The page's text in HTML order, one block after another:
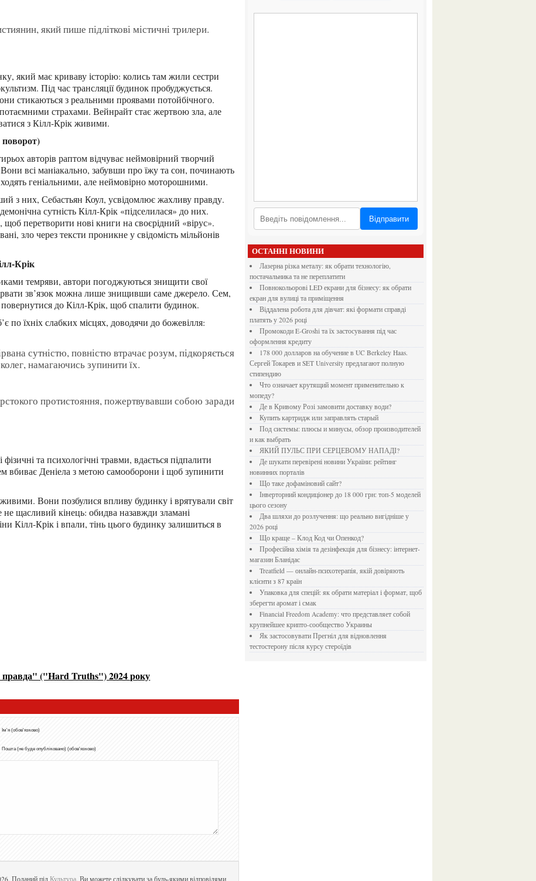
який пише підліткові містичні трилери.
Під час трансляції будинок пробуджується.
стикаються з реальними проявами потойбічного.
страхами. Вейнрайт стає жертвою зла, але
з Кілл-Крік живими.
поворот)
всі маніакально, забувши про їжу та сон, починають
геніальними, але неймовірно моторошними.
сутність Кілл-Крік «підселилася» до них.
щоб перетворити нові книги на своєрідний «вірус».
зло через тексти проникне у свідомість мільйонів
Крік
зв’язок можна лише знищивши саме джерело. Сем,
до Кілл-Крік, щоб спалити будинок.
по їхніх слабких місцях, доводячи до божевілля:
намагаючись зупинити їх.
вбиває Деніела з метою самооборони і щоб зупинити
щасливий кінець: обидва назавжди зламані
Кілл-Крік і впали, тінь цього будинку залишиться в
("Hard Truths") 2024 року
Ім'я (обов'язково)
Пошта (не буде опубліковано) (обов'язково)
Поданий під Культура. Ви можете слідкувати за будь-якими відповідями
Відправити
ОСТАННІ НОВИНИ
Лазерна різка металу: як обрати технологію,
постачальника та не переплатити
Повнокольорові LED екрани для бізнесу: як обрати
екран для вулиці та приміщення
Віддалена робота для дівчат: які формати справді
платять у 2026 році
Промокоди E-Groshi та їх застосування під час
оформлення кредиту
178 000 долларов на обучение в UC Berkeley Haas.
Сергей Токарев и SET University предлагают полную
стипендию
Что означает крутящий момент применительно к
мопеду?
Де в Кривому Розі замовити доставку води?
Купить картридж или заправлять старый
Под системы: плюсы и минусы, обзор производителей
и как выбрать
ЯКИЙ ПУЛЬС ПРИ СЕРЦЕВОМУ НАПАДІ?
Де шукати перевірені новини України: рейтинг
новинних порталів
Що таке дофаміновий сайт?
Інверторний кондиціонер до 18 000 грн: топ-5 моделей
цього сезону
Два шляхи до розлучення: що реально вигідніше у
2026 році
Що краще – Клод Код чи Опенкод?
Професійна хімія та дезінфекція для бізнесу: інтернет-
магазин Бланідас
Treatfield — онлайн-психотерапія, якій довіряють
клієнти з 87 країн
Упаковка для спецій: як обрати матеріал і формат, щоб
зберегти аромат і смак
Financial Freedom Academy: что представляет собой
крупнейшее крипто-сообщество Украины
Як застосовувати Прегніл для відновлення
тестостерону після курсу стероїдів